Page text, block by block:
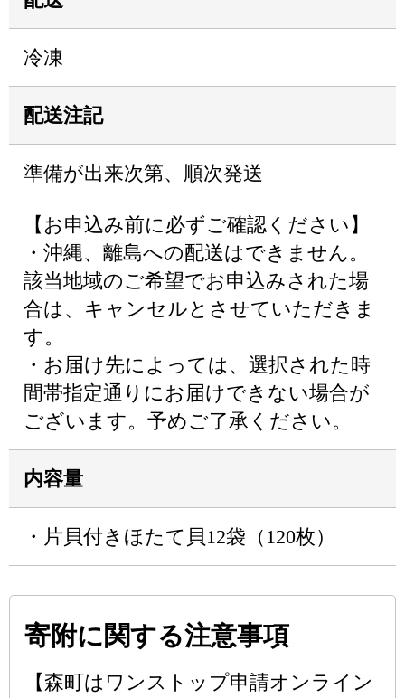
冷凍
配送注記
準備が出来次第、順次発送
【お申込み前に必ずご確認ください】
・沖縄、離島への配送はできません。
該当地域のご希望でお申込みされた場
合は、キャンセルとさせていただきま
す。
・お届け先によっては、選択された時
間帯指定通りにお届けできない場合が
ございます。予めご了承ください。
内容量
・片貝付きほたて貝12袋（120枚）
寄附に関する注意事項
【森町はワンストップ申請オンライン